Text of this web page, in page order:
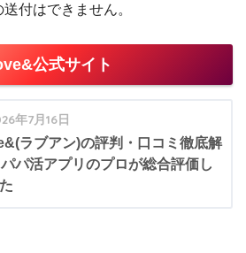
付はできません。
公式サイト
年7月16日
ラブアン)の評判・口コミ徹底解
パパ活アプリのプロが総合評価し